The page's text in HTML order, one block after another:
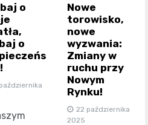
o
o
Nowe
torowisko,
nowe
wyzwania:
Zmiany w
ruchu przy
Nowym
Rynku!
22 października
2025